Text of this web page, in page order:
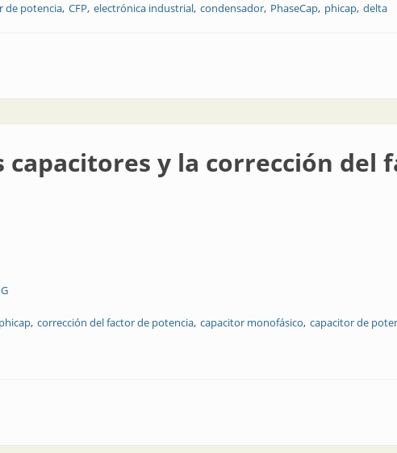
de potencia CFP electrónica industrial condensador PhaseCap phicap delta
energía
capacitores y la corrección del
phicap corrección del factor de potencia capacitor monofásico capacitor de
y la corrección del factor de potencia